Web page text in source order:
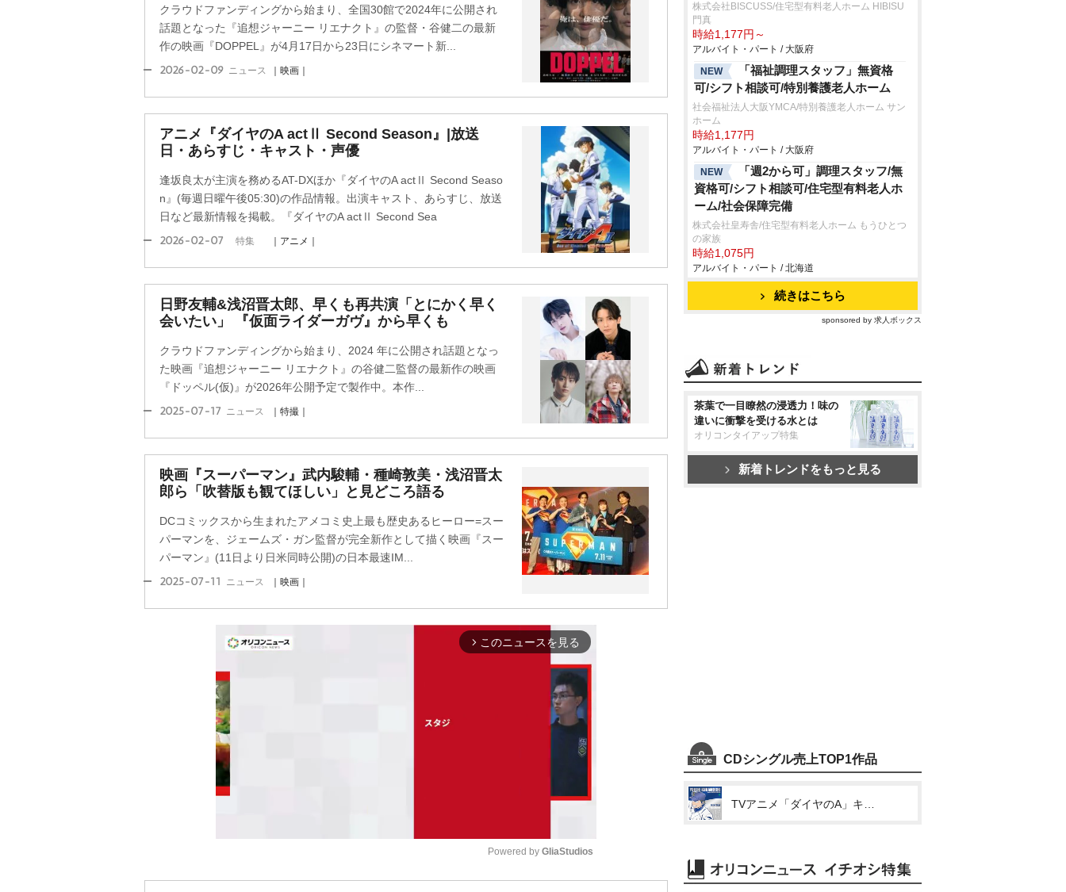
クラウドファンディングから始まり、全国30館で2024年に公開され
話題となった『追想ジャーニー リエナクト』の監督・谷健二の最新
作の映画『DOPPEL』が4月17日から23日にシネマート新...
2026-02-09 ニュース ｜映画｜
アニメ『ダイヤのA actⅡ Second Season』|放送
日・あらすじ・キャスト・声優
逢坂良太が主演を務めるAT-DXほか『ダイヤのA actⅡ Second Seaso
n』(毎週日曜午後05:30)の作品情報。出演キャスト、あらすじ、放送
日など最新情報を掲載。『ダイヤのA actⅡ Second Sea
2026-02-07 特集 ｜アニメ｜
日野友輔&浅沼晋太郎、早くも再共演「とにかく早く
会いたい」 『仮面ライダーガヴ』から早くも
クラウドファンディングから始まり、2024 年に公開され話題となっ
た映画『追想ジャーニー リエナクト』の谷健二監督の最新作の映画
『ドッペル(仮)』が2026年公開予定で製作中。本作...
2025-07-17 ニュース ｜特撮｜
映画『スーパーマン』武内駿輔・種崎敦美・浅沼晋太
郎ら「吹替版も観てほしい」と見どころ語る
DCコミックスから生まれたアメコミ史上最も歴史あるヒーロー=スー
パーマンを、ジェームズ・ガン監督が完全新作として描く映画『スー
パーマン』(11日より日米同時公開)の日本最速IM...
2025-07-11 ニュース ｜映画｜
arrow_forward_ios このニュースを見る
Powered by GliaStudios
株式会社BISCUSS/住宅型有料老人ホーム HIBISU
門真
時給1,177円～
アルバイト・パート / 大阪府
NEW
「福祉調理スタッフ」無資格
可/シフト相談可/特別養護老人ホーム
社会福祉法人大阪YMCA/特別養護老人ホーム サン
ホーム
時給1,177円
アルバイト・パート / 大阪府
NEW
「週2から可」調理スタッフ/無
資格可/シフト相談可/住宅型有料老人ホ
ーム/社会保障完備
株式会社皇寿舎/住宅型有料老人ホーム もうひとつ
の家族
時給1,075円
アルバイト・パート / 北海道
続きはこちら
sponsored by 求人ボックス
茶葉で一目瞭然の浸透力！味の
違いに衝撃を受ける水とは
オリコンタイアップ特集
新着トレンドをもっと見る
CDシングル売上TOP1作品